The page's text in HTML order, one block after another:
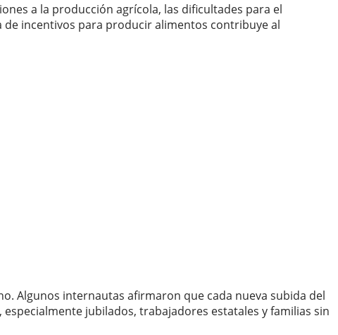
a la producción agrícola, las dificultades para el
incentivos para producir alimentos contribuye al
Algunos internautas afirmaron que cada nueva subida del
jubilados, trabajadores estatales y familias sin